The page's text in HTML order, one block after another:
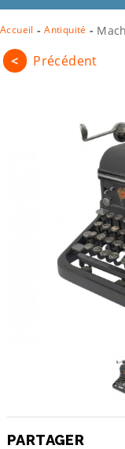
Accueil - Antiquité -
< Précédent
PARTAGER